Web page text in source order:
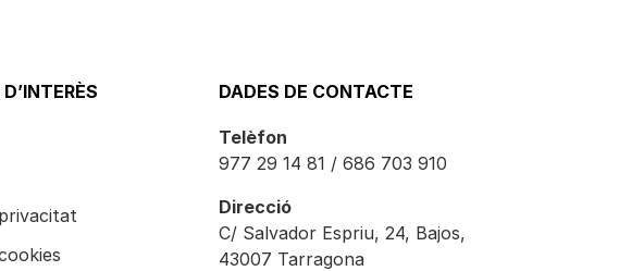
DADES DE CONTACTE
Telèfon
977 29 14 81 / 686 703 910
Direcció
C/ Salvador Espriu, 24, Bajos,
43007 Tarragona